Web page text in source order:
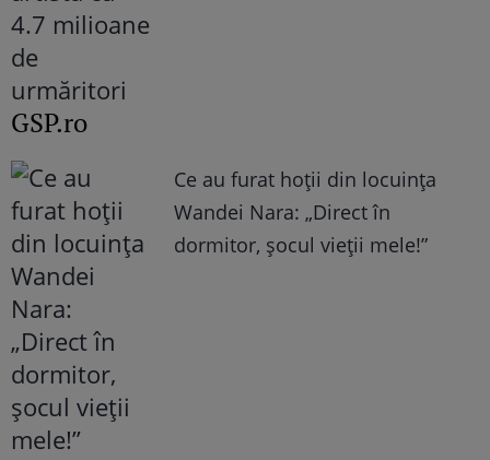
GSP.ro
Ce au furat hoții din locuința
Wandei Nara: „Direct în
dormitor, șocul vieții mele!”